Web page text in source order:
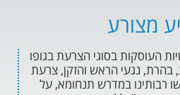
הצרעת בגופו
והזקן, צרעת
תנחומא, על